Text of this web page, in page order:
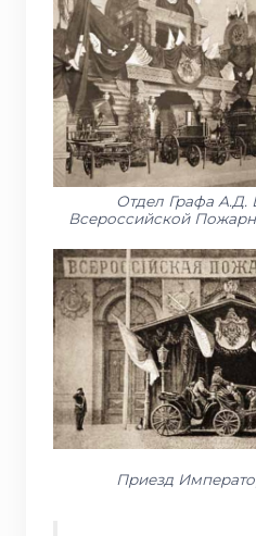
Отдел Графа А.Д.
Всероссийской
Приезд